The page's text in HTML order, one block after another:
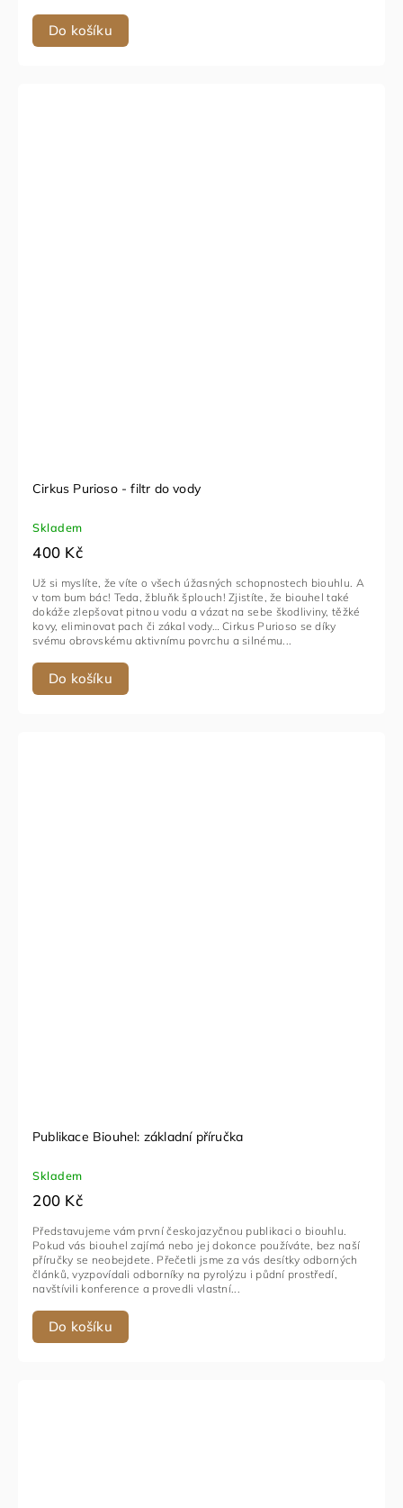
Do košíku
Cirkus Purioso - filtr do vody
Skladem
400 Kč
Do košíku
Už si myslíte, že víte o všech úžasných schopnostech biouhlu. A
v tom bum bác! Teda, žbluňk šplouch! Zjistíte, že biouhel také
dokáže zlepšovat pitnou vodu a vázat na sebe škodliviny, těžké
kovy, eliminovat pach či zákal vody… Cirkus Purioso se díky
svému obrovskému aktivnímu povrchu a silnému...
Publikace Biouhel: základní příručka
Skladem
200 Kč
Do košíku
Představujeme vám první českojazyčnou publikaci o biouhlu.
Pokud vás biouhel zajímá nebo jej dokonce používáte, bez naší
příručky se neobejdete. Přečetli jsme za vás desítky odborných
článků, vyzpovídali odborníky na pyrolýzu i půdní prostředí,
navštívili konference a provedli vlastní...